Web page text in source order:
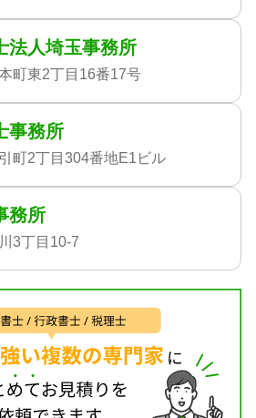
法人埼玉事務所
町東2丁目16番17号
事務所
町2丁目304番地E1ビル
務所
3丁目10-7